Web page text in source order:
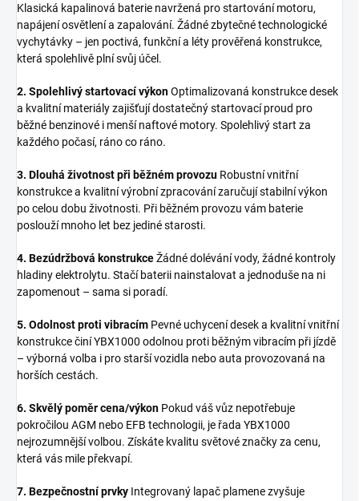
Klasická kapalinová baterie navržená pro startování motoru,
napájení osvětlení a zapalování. Žádné zbytečné technologické
vychytávky – jen poctivá, funkční a léty prověřená konstrukce,
která spolehlivě plní svůj účel.
2. Spolehlivý startovací výkonOptimalizovaná konstrukce desek
a kvalitní materiály zajišťují dostatečný startovací proud pro
běžné benzinové i menší naftové motory. Spolehlivý start za
každého počasí, ráno co ráno.
3. Dlouhá životnost při běžném provozu Robustní vnitřní
konstrukce a kvalitní výrobní zpracování zaručují stabilní výkon
po celou dobu životnosti. Při běžném provozu vám baterie
poslouží mnoho let bez jediné starosti.
4. Bezúdržbová konstrukceŽádné dolévání vody, žádné kontroly
hladiny elektrolytu. Stačí baterii nainstalovat a jednoduše na ni
zapomenout – sama si poradí.
5. Odolnost proti vibracím Pevné uchycení desek a kvalitní vnitřní
konstrukce činí YBX1000 odolnou proti běžným vibracím při jízdě
– výborná volba i pro starší vozidla nebo auta provozovaná na
horších cestách.
6. Skvělý poměr cena/výkon Pokud váš vůz nepotřebuje
pokročilou AGM nebo EFB technologii, je řada YBX1000
nejrozumnější volbou. Získáte kvalitu světové značky za cenu,
která vás mile překvapí.
7. Bezpečnostní prvky Integrovaný lapač plamene zvyšuje